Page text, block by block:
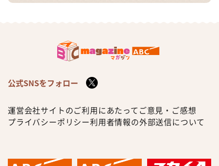
公式SNSをフォロー
運営会社サイトのご利用にあたって ご意見・ご感想
プライバシーポリシー利用者情報の外部送信について